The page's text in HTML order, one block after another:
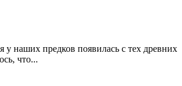
наших предков появилась с тех древних
что...